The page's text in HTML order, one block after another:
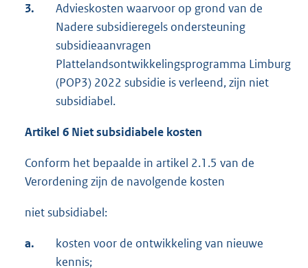
3.
Advieskosten waarvoor op grond van de
Nadere subsidieregels ondersteuning
subsidieaanvragen
Plattelandsontwikkelingsprogramma Limburg
(POP3) 2022 subsidie is verleend, zijn niet
subsidiabel.
Artikel 6 Niet subsidiabele kosten
Conform het bepaalde in artikel 2.1.5 van de
Verordening zijn de navolgende kosten
niet subsidiabel:
a.
kosten voor de ontwikkeling van nieuwe
kennis;